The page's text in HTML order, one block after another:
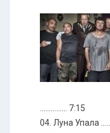
............... 7:15
04. Луна Упала